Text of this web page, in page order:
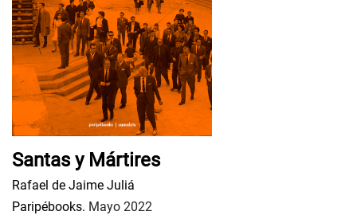
Santas y Mártires
Rafael de Jaime Juliá
Paripébooks. Mayo 2022